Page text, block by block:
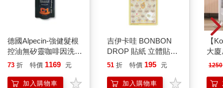
德國Alpecin-強健髮根
控油無矽靈咖啡因洗髮
凝露375ml/瓶-C1強健
調理頭皮洗髮液/0矽靈
73 折 特價 1169 元
加入購物車
吉伊卡哇 BONBON
DROP 貼紙 立體貼紙
水晶貼紙 手帳貼 裝飾
兔兔 Chiikawa
51 折 特價 195 元
加入購物車
【
大
1250